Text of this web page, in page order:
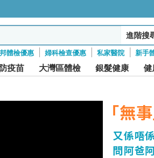
進階搜
體檢優惠 婦科檢查優惠 私家醫院 新手
疫苗 大灣區體檢 銀髮健康
「無
又係唔
問阿爸